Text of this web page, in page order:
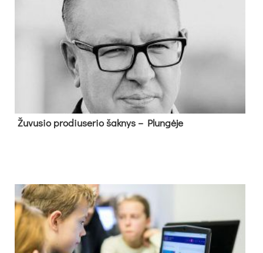
Žu­vu­sio pro­diu­se­rio šak­nys – Plun­gė­je